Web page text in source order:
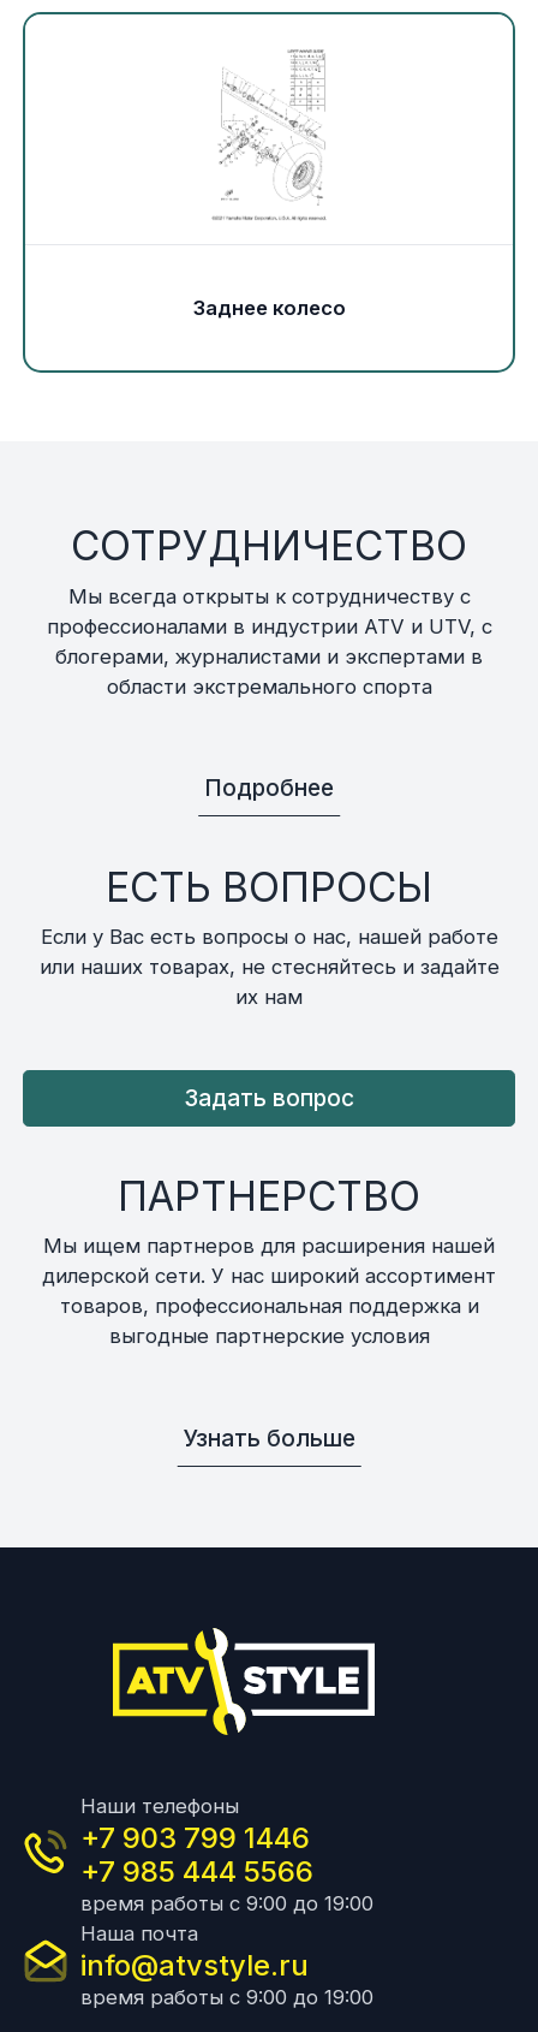
Другое
Движители (гребные винты)
Швартовное оборудование
Якорное оборудование
Заднее колесо
СОТРУДНИЧЕСТВО
Мы всегда открыты к сотрудничеству с
профессионалами в индустрии ATV и UTV, с
блогерами, журналистами и экспертами в
области экстремального спорта
Подробнее
ЕСТЬ ВОПРОСЫ
Если у Вас есть вопросы о нас, нашей работе
или наших товарах, не стесняйтесь и задайте
их нам
Задать вопрос
ПАРТНЕРСТВО
Мы ищем партнеров для расширения нашей
дилерской сети. У нас широкий ассортимент
товаров, профессиональная поддержка и
выгодные партнерские условия
Узнать больше
Наши телефоны
+7 903 799 1446
+7 985 444 5566
время работы с 9:00 до 19:00
Наша почта
info@atvstyle.ru
время работы с 9:00 до 19:00